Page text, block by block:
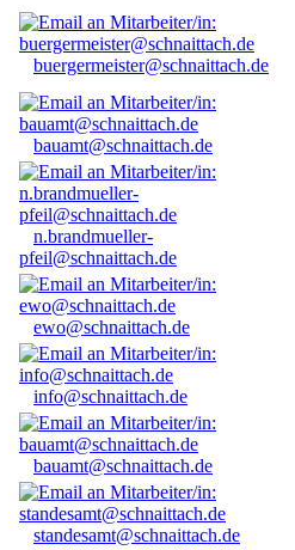
buergermeister@schnaittach.de
bauamt@schnaittach.de
n.brandmueller-
pfeil@schnaittach.de
ewo@schnaittach.de
info@schnaittach.de
bauamt@schnaittach.de
standesamt@schnaittach.de